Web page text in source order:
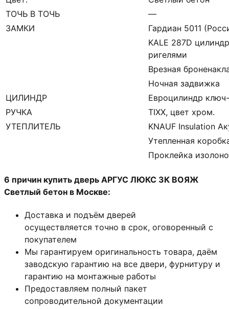
ТОЧЬ В ТОЧЬ
—
ЗАМКИ
Гардиан 5011
KALE 287D
ригелями
Врезная
Ночная задвижка
ЦИЛИНДР
Евроцилиндр
РУЧКА
TIXX, цвет хром.
УТЕПЛИТЕЛЬ
KNAUF Insulation
Утепленная
Проклейка
6 причин купить дверь АРГУС ЛЮКС 3К ВОЯЖ
Светлый бетон в Москве:
Доставка и подъём дверей
осуществляется точно в срок, оговоренный с
покупателем
Мы гарантируем оригинальность товара, даём
заводскую гарантию на все двери, фурнитуру и
гарантию на монтажные работы
Предоставляем полный пакет
сопроводительной документации